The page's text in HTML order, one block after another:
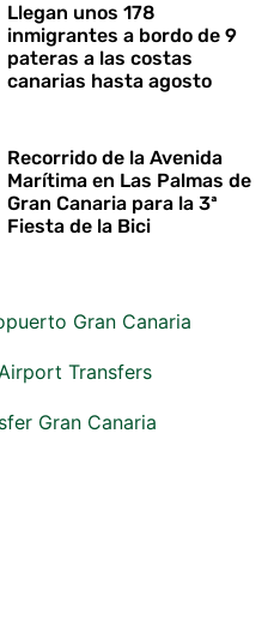
Llegan unos 178
inmigrantes a bordo de 9
pateras a las costas
canarias hasta agosto
Recorrido de la Avenida
Marítima en Las Palmas de
Gran Canaria para la 3ª
Fiesta de la Bici
Gran Canaria
Transfers
Gran Canaria